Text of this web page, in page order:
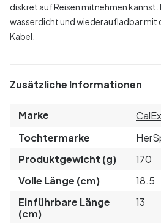
diskret auf Reisen mitnehmen kannst.
wasserdicht und wiederaufladbar mit
Kabel.
Zusätzliche Informationen
Marke
Tochtermarke
Produktgewicht (g)
170
Volle Länge (cm)
18.5
Einführbare Länge
(cm)
13